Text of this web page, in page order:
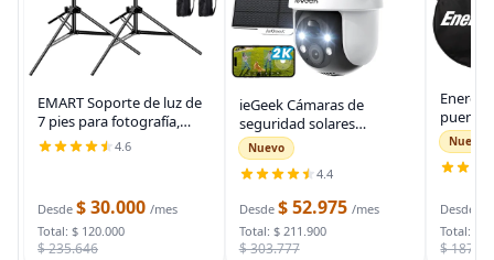
EMART Soporte de luz de
7 pies para fotografía,
soporte de trípode
portátil para fotos y
con funda de
4.6
Desde $ 30.000 /mes
Total: $ 120.000
$ 235.646
ieGeek Cámaras de
seguridad solares
inalámbricas para
exteriores, cámara WiFi 2K
para sistema de
seguridad del hogar,
cámara de vigilancia
Nuevo
4.4
Desde $ 52.975 /mes
Total: $ 211.900
$ 303.777
puente
auto,
para
bolsa
Nuevo
Desde
Total: $
$